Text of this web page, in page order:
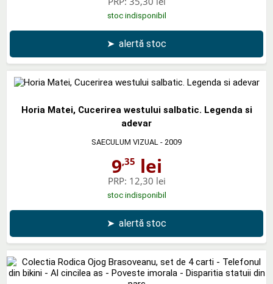
stoc indisponibil
➤ alertă stoc
Horia Matei, Cucerirea westului salbatic. Legenda si
adevar
SAECULUM VIZUAL - 2009
9,35 lei
PRP: 12,30 lei
stoc indisponibil
➤ alertă stoc